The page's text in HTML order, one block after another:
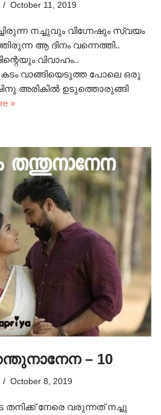
October 11, 2019
നച്ചുവും വിഗ്നേഷും സ്വയം
ആ ദിനം വന്നെത്തി..
വിവാഹം..
കടം വാങ്ങിയെടുത്ത പോലെ ഒരു
അരികിൽ ഉടുത്തൊരുങ്ങി
»
– 10
October 8, 2019
നേരെ വരുന്നത് നച്ചു